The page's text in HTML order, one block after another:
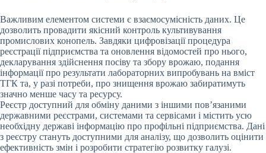
Важливим елементом системи є взаємосумісність даних. Це
дозволить провадити якісний контроль культивування
промислових конопель. Завдяки цифровізації процедура
реєстрації підприємства та оновлення відомостей про нього,
декларування здійснення посіву та збору врожаю, подання
інформації про результати лабораторних випробувань на вміст
ТГК та, у разі потреби, про знищення врожаю забиратимуть
значно менше часу та ресурсу.
Реєстр доступний для обміну даними з іншими пов’язаними
державними реєстрами, системами та сервісами і містить усю
необхідну державі інформацію про профільні підприємства. Дані
з реєстру стануть доступними для аналізу, що дозволить оцінити
ефективність змін і розробити стратегію розвитку галузі.